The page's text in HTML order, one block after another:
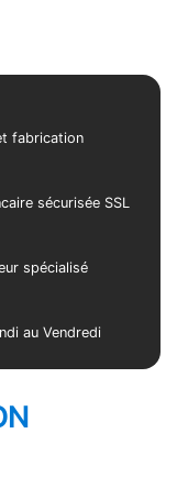
fabrication
sécurisée SSL
spécialisé
au Vendredi